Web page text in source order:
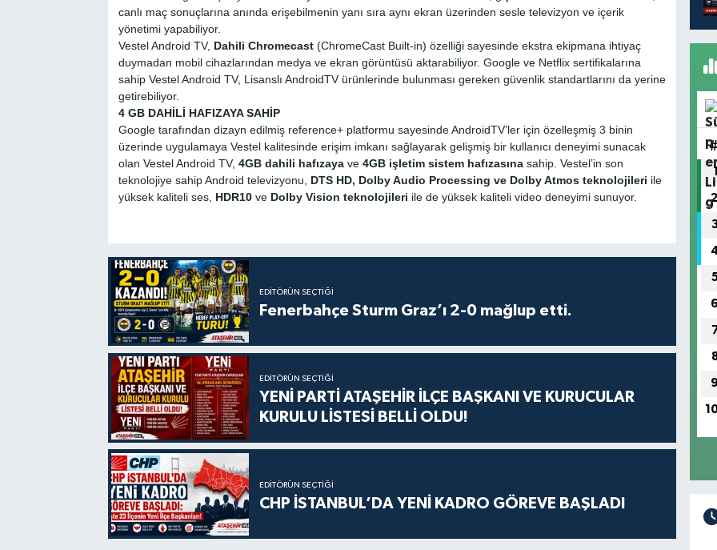
canlı maç sonuçlarına anında erişebilmenin yanı sıra aynı ekran üzerinden sesle televizyon ve içerik
yönetimi yapabiliyor.
Vestel Android TV, Dahili Chromecast (ChromeCast Built-in) özelliği sayesinde ekstra ekipmana ihtiyaç
duymadan mobil cihazlarından medya ve ekran görüntüsü aktarabiliyor. Google ve Netflix sertifikalarına
sahip Vestel Android TV, Lisanslı AndroidTV ürünlerinde bulunması gereken güvenlik standartlarını da yerine
getirebiliyor.
4 GB DAHİLİ HAFIZAYA SAHİP
Google tarafından dizayn edilmiş reference+ platformu sayesinde AndroidTV’ler için özelleşmiş 3 binin
üzerinde uygulamaya Vestel kalitesinde erişim imkanı sağlayarak gelişmiş bir kullanıcı deneyimi sunacak
olan Vestel Android TV, 4GB dahili hafızaya ve 4GB işletim sistem hafızasınasahip. Vestel’in son
teknolojiye sahip Android televizyonu, DTS HD, Dolby Audio Processing ve Dolby Atmos teknolojileri ile
yüksek kaliteli ses, HDR10 ve Dolby Vision teknolojileri ile de yüksek kaliteli video deneyimi sunuyor.
EDITÖRÜN SEÇTIĞI
Fenerbahçe Sturm Graz’ı 2-0 mağlup etti.
EDITÖRÜN SEÇTIĞI
YENİ PARTİ ATAŞEHİR İLÇE BAŞKANI VE KURUCULAR
KURULU LİSTESİ BELLİ OLDU!
EDITÖRÜN SEÇTIĞI
CHP İSTANBUL’DA YENİ KADRO GÖREVE BAŞLADI
#
1
2
6
9